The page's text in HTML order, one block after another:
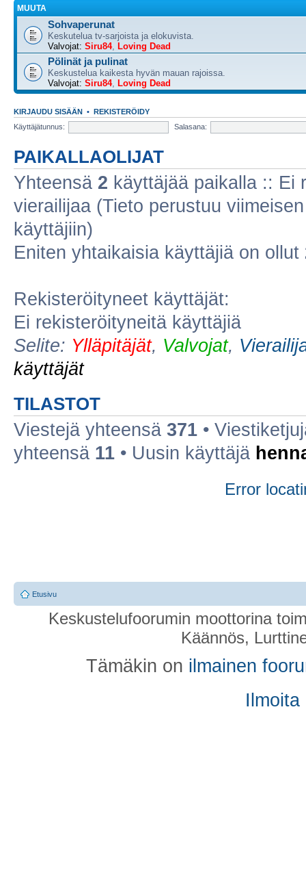
MUUTA
Sohvaperunat
Keskutelua tv-sarjoista ja elokuvista.
Valvojat: Siru84, Loving Dead
Pölinät ja pulinat
Keskustelua kaikesta hyvän mauan rajoissa.
Valvojat: Siru84, Loving Dead
KIRJAUDU SISÄÄN • REKISTERÖIDY
Käyttäjätunnus:
Salasana:
PAIKALLAOLIJAT
Yhteensä 2 käyttäjää paikalla :: Ei
vierailijaa (Tieto perustuu
käyttäjiin)
Eniten yhtaikaisia käyttäjiä on ollut
Rekisteröityneet käyttäjät:
Ei rekisteröityneitä käyttäjiä
Selite: Ylläpitäjät, Valvojat,
käyttäjät
TILASTOT
Viestejä yhteensä 371 •
yhteensä 11 • Uusin käyttäjä
Error
Etusivu
Keskustelufoorumin moottorina
Käännös,
Tämäkin on ilmainen